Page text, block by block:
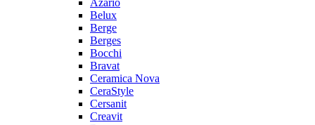
Azario
Belux
Berge
Berges
Bocchi
Bravat
Ceramica Nova
CeraStyle
Cersanit
Creavit